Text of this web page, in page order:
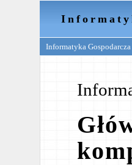
Informatyka Gospodarcza